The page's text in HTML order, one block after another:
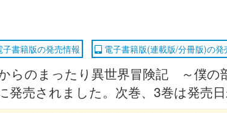
子書籍版の発売情報 電子書籍版(連載版/分冊版)の発
らのまったり異世界冒険記 ～僕の
発売されました。次巻、3巻は発売